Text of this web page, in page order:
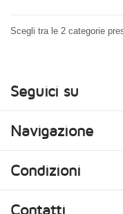
Scegli tra le 2 categorie
Seguici su
Navigazione
Condizioni
Contatti